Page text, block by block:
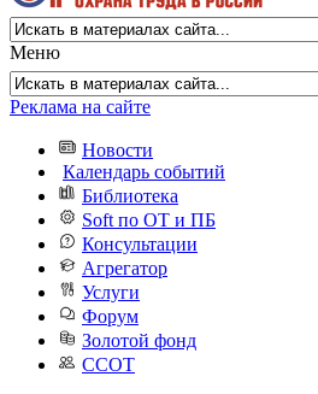
Меню
Реклама на сайте
Новости
Календарь событий
Библиотека
Soft по ОТ и ПБ
Консультации
Агрегатор
Услуги
Форум
Золотой фонд
ССОТ